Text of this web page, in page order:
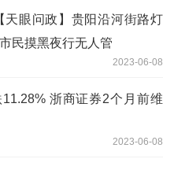
天眼问政】贵阳沿河街路灯
民摸黑夜行无人管
2023-06-08
浙商证券2个月前维
2023-06-08